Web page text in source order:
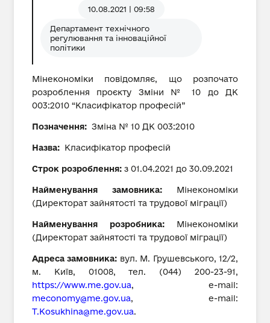
10.08.2021 | 09:58
Департамент технічного
регулювання та інноваційної
політики
Мінекономіки повідомляє, що розпочато
розроблення проєкту Зміни № 10 до ДК
003:2010 “Класифікатор професій”
Позначення: Зміна № 10 ДК 003:2010
Назва: Класифікатор професій
Строк розроблення: з 01.04.2021 до 30.09.2021
Найменування замовника: Мінекономіки
(Директорат зайнятості та трудової міграції)
Найменування розробника: Мінекономіки
(Директорат зайнятості та трудової міграції)
Адреса замовника: вул. М. Грушевського, 12/2,
м. Київ, 01008, тел. (044) 200-23-91,
https://www.me.gov.ua, е-mail:
meconomy@me.gov.ua, е-mail:
T.Kosukhina@me.gov.ua.